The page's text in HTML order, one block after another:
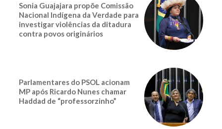
Sonia Guajajara propõe Comissão
Nacional Indígena da Verdade para
investigar violências da ditadura
contra povos originários
Parlamentares do PSOL acionam
MP após Ricardo Nunes chamar
Haddad de “professorzinho”